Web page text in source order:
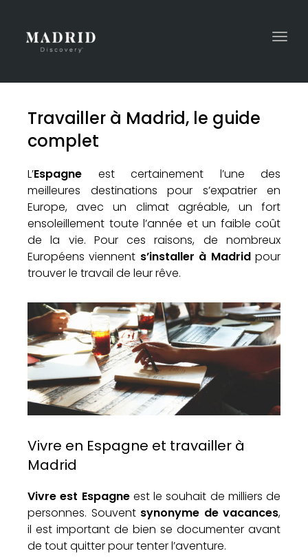
Travailler à Madrid, le guide
complet
L’Espagne est certainement l’une des
meilleures destinations pour s’expatrier en
Europe, avec un climat agréable, un fort
ensoleillement toute l’année et un faible coût
de la vie. Pour ces raisons, de nombreux
Européens viennent s’installer à Madridpour
trouver le travail de leur rêve.
Vivre en Espagne et travailler à
Madrid
Vivre est Espagneest le souhait de milliers de
personnes. Souvent synonyme de vacances,
il est important de bien se documenter avant
de tout quitter pour tenter l’aventure.